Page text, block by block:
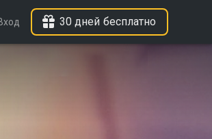
30 дней бесплатно